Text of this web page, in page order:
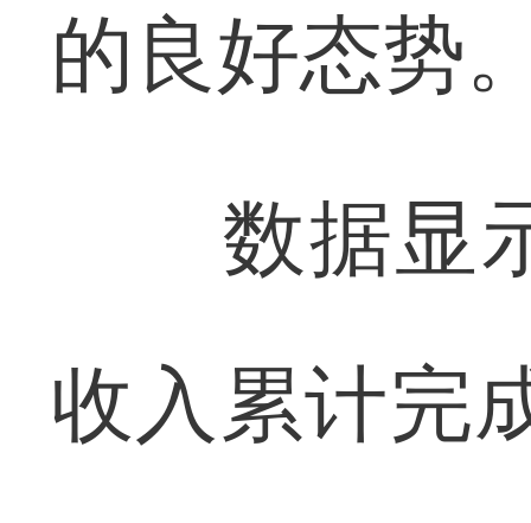
的良好态势
数据显示
收入累计完